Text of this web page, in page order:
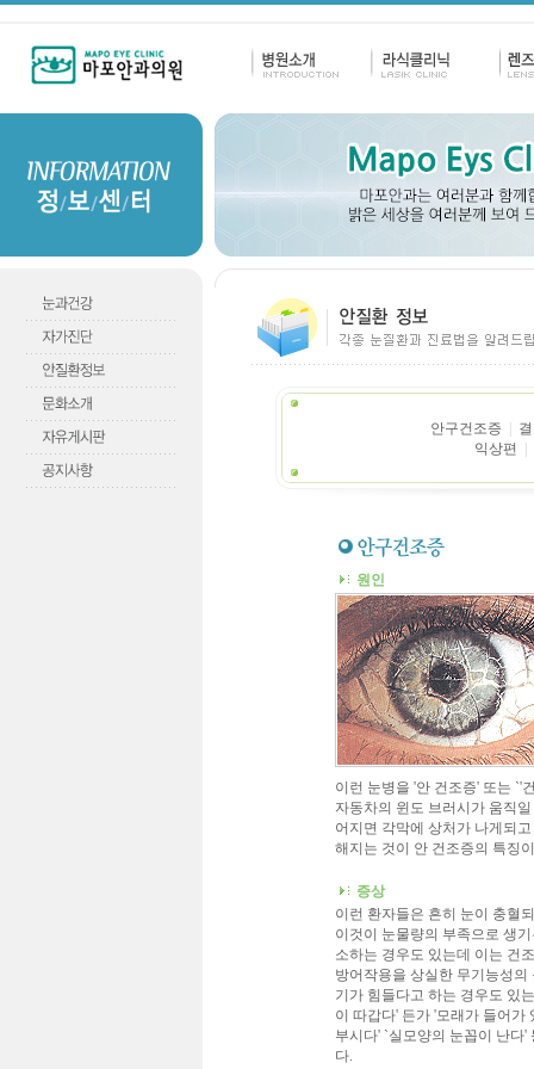
안구건조증
익상편
원인
이런 눈병을 '안 건조증' 또는 `'
자동차의 윈도 브러시가 움직
어지면 각막에 상처가 나게되
해지는 것이 안 건조증의 특징
증상
이런 환자들은 흔히 눈이 충혈
이것이 눈물량의 부족으로 생
소하는 경우도 있는데 이는 건
방어작용을 상실한 무기능성
기가 힘들다고 하는 경우도 있
이 따갑다' 든가 '모래가 들어가
부시다' `실모양의 눈꼽이 난다
다.